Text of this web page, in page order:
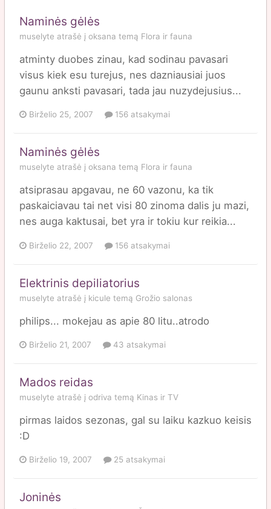
Naminės gėlės
muselyte atrašė į oksana temą Flora ir fauna
atminty duobes zinau, kad sodinau pavasari
visus kiek esu turejus, nes dazniausiai juos
gaunu anksti pavasari, tada jau nuzydejusius...
Birželio 25, 2007 156 atsakymai
Naminės gėlės
muselyte atrašė į oksana temą Flora ir fauna
atsiprasau apgavau, ne 60 vazonu, ka tik
paskaiciavau tai net visi 80 zinoma dalis ju mazi,
nes auga kaktusai, bet yra ir tokiu kur reikia...
Birželio 22, 2007 156 atsakymai
Elektrinis depiliatorius
muselyte atrašė į kicule temą Grožio salonas
philips... mokejau as apie 80 litu..atrodo
Birželio 21, 2007 43 atsakymai
Mados reidas
muselyte atrašė į odriva temą Kinas ir TV
pirmas laidos sezonas, gal su laiku kazkuo keisis
:D
Birželio 19, 2007 25 atsakymai
Joninės